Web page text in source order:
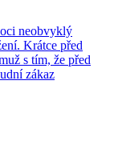
neobvyklý
Krátce před
s tím, že před
zákaz